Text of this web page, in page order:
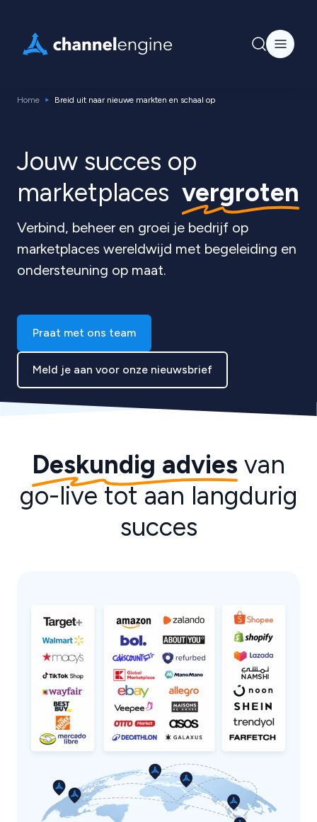
Home Breid uit naar nieuwe markten en schaal op
Jouw succes op
marketplaces vergroten
Verbind, beheer en groei je bedrijf op
marketplaces wereldwijd met begeleiding en
ondersteuning op maat.
Praat met ons team
Meld je aan voor onze nieuwsbrief
Deskundig advies van
go-live tot aan langdurig
succes